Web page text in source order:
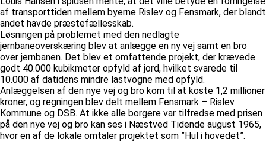
af transporttiden mellem byerne Rislev og Fensmark, der blandt
andet havde præstefællesskab.
Løsningen på problemet med den nedlagte
jernbaneoverskæring blev at anlægge en ny vej samt en bro
over jernbanen. Det blev et omfattende projekt, der krævede
godt 40.000 kubikmeter opfyld af jord, hvilket svarede til
10.000 af datidens mindre lastvogne med opfyld.
Anlæggelsen af den nye vej og bro kom til at koste 1,2 millioner
kroner, og regningen blev delt mellem Fensmark – Rislev
Kommune og DSB. At ikke alle borgere var tilfredse med prisen
på den nye vej og bro kan ses i Næstved Tidende august 1965,
hvor en af de lokale omtaler projektet som ”Hul i hovedet”.